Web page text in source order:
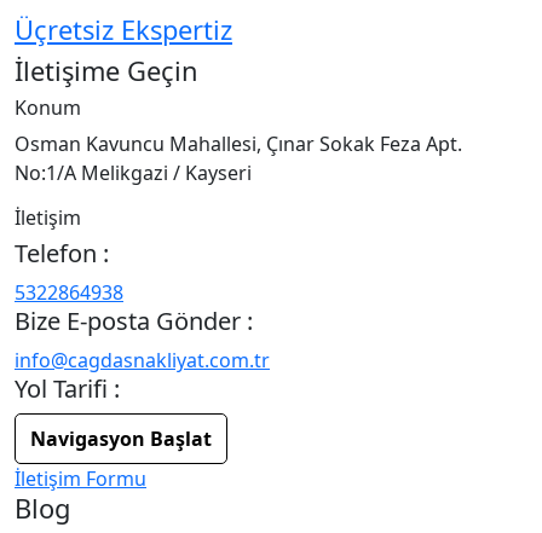
Üçretsiz Ekspertiz
İletişime Geçin
Konum
Osman Kavuncu Mahallesi, Çınar Sokak Feza Apt.
No:1/A Melikgazi / Kayseri
İletişim
Telefon :
5322864938
Bize E-posta Gönder :
info@cagdasnakliyat.com.tr
Yol Tarifi :
Navigasyon Başlat
İletişim Formu
Blog